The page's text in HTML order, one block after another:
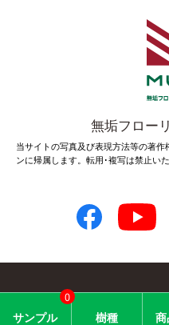
無垢フロー
当サイトの写真及び表現方法等の著
ンに帰属します。転用･複写は禁止いた
サンプル
0
樹種